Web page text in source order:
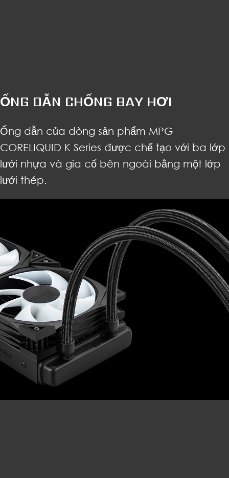
ỐNG DẪN CHỐNG BAY HƠI
Ống dẫn của dòng sản phẩm MPG
CORELIQUID K Series được chế tạo với ba lớp
lưới nhựa và gia cố bên ngoài bằng một lớp
lưới thép.